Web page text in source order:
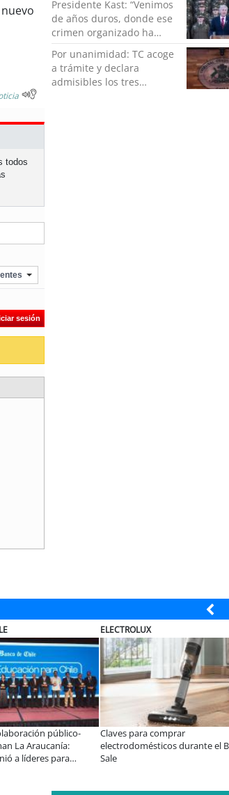
todos
sesión
Presidente Kast: “Venimos
de años duros, donde ese
crimen organizado ha
ocupado un lugar que no
le corresponde”
Por unanimidad: TC acoge
a trámite y declara
admisibles los tres
el Black
MUTUAL
A dos años de la Ley Karin:
especialistas afirman que el desafío es
consolidar un cambio cultural en las